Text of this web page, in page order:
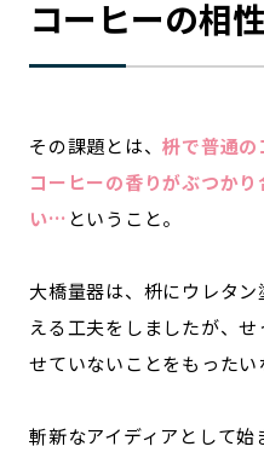
コーヒーの相
その課題とは、枡で普通の
コーヒーの香りがぶつか
い… ということ。
大橋量器は、枡にウレタ
える工夫をしましたが、
せていないことをもったい
斬新なアイディアとして